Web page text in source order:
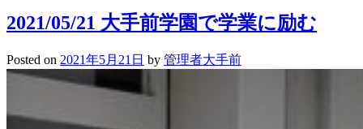
Unpopular
Olympics
2021/05/21 大手前学園で学業に励む
Posted on 2021年5月21日 by 管理者大手前